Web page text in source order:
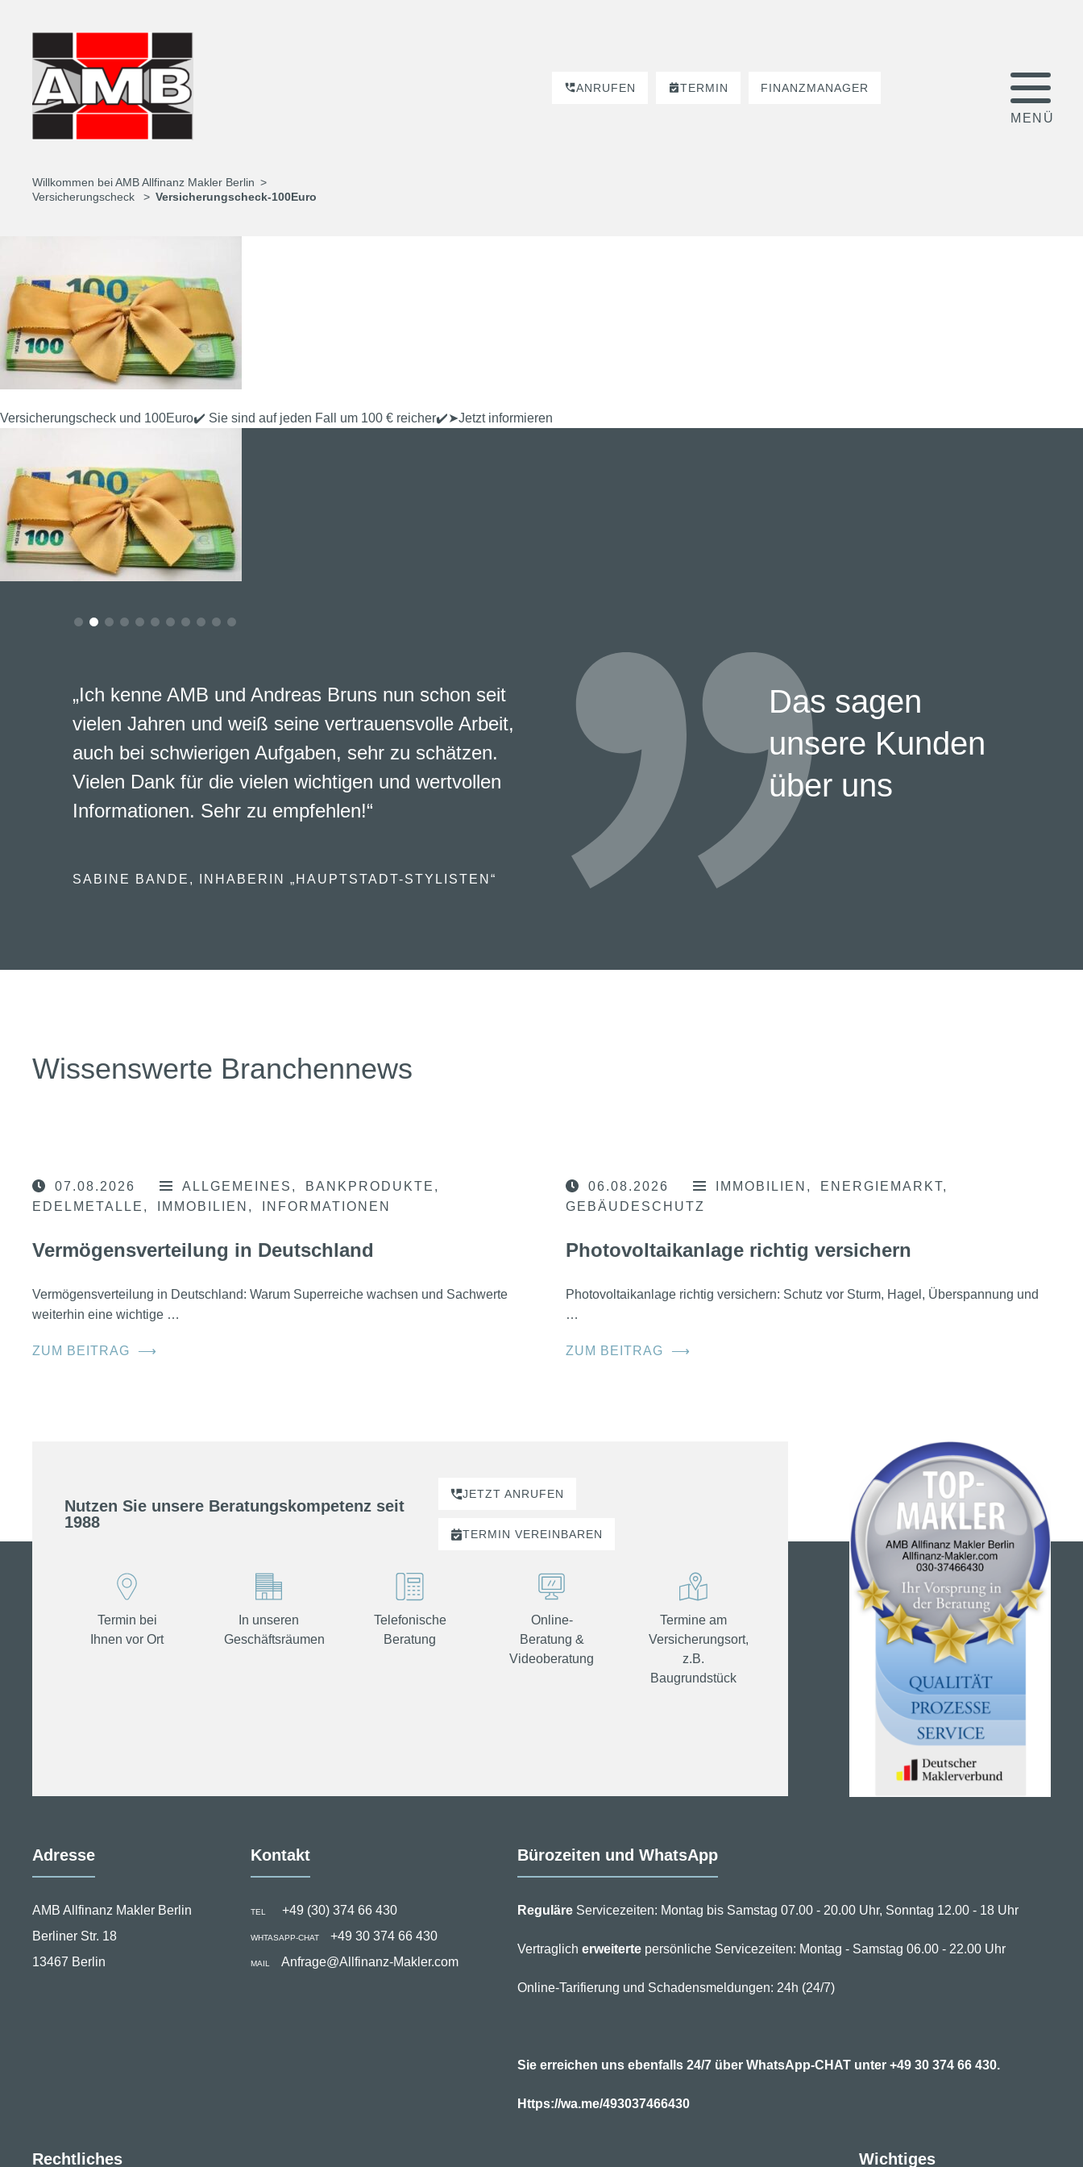
ANRUFEN TERMIN FINANZMANAGER
Willkommen bei AMB Allfinanz Makler Berlin
Versicherungscheck
Versicherungscheck-100Euro
Versicherungscheck und 100Euro✔️ Sie sind auf jeden Fall um 100 € reicher✔️➤Jetzt informieren
Das sagen
unsere Kunden
über uns
„Ich kenne AMB und Andreas Bruns nun schon seit
vielen Jahren und weiß seine vertrauensvolle Arbeit,
auch bei schwierigen Aufgaben, sehr zu schätzen.
Vielen Dank für die vielen wichtigen und wertvollen
Informationen. Sehr zu empfehlen!“
SABINE BANDE, INHABERIN „HAUPTSTADT-STYLISTEN“
Wissenswerte Branchennews
07.08.2026 ALLGEMEINES
BANKPRODUKTE
EDELMETALLE
IMMOBILIEN INFORMATIONEN
Vermögensverteilung in Deutschland
Vermögensverteilung in Deutschland: Warum Superreiche wachsen und Sachwerte
weiterhin eine wichtige …
ZUM BEITRAG ⟶
06.08.2026 IMMOBILIEN
ENERGIEMARKT
GEBÄUDESCHUTZ
Photovoltaikanlage richtig versichern
Photovoltaikanlage richtig versichern: Schutz vor Sturm, Hagel, Überspannung und
…
ZUM BEITRAG ⟶
Nutzen Sie unsere Beratungskompetenz seit
1988
JETZT ANRUFEN
TERMIN VEREINBAREN
Termin bei
Ihnen vor Ort
In unseren
Geschäftsräumen
Telefonische
Beratung
Online-
Beratung &
Videoberatung
Termine am
Versicherungsort,
z.B.
Baugrundstück
Adresse
AMB Allfinanz Makler Berlin
Berliner Str. 18
13467 Berlin
Kontakt
TEL +49 (30) 374 66 430
WHTASAPP-CHAT +49 30 374 66 430
MAIL Anfrage@Allfinanz-Makler.com
Bürozeiten und WhatsApp
ReguläreServicezeiten: Montag bis Samstag 07.00 - 20.00 Uhr, Sonntag 12.00 - 18 Uhr
Vertraglich erweitertepersönliche Servicezeiten: Montag - Samstag 06.00 - 22.00 Uhr
Online-Tarifierung und Schadensmeldungen: 24h (24/7)
Sie erreichen uns ebenfalls 24/7 über WhatsApp-CHAT unter +49 30 374 66 430.
Https://wa.me/493037466430
Rechtliches Wichtiges